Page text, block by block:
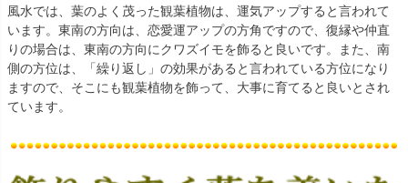
風水では、葉のよく茂った観葉植物は、運気アップすると言われて
います。東南の方向は、恋愛運アップの方角ですので、復縁や仲直
りの場合は、東南の方向にクワズイモを飾ると良いです。また、南
側の方位は、「繰り返し」の効果があると言われている方位になり
ますので、そこにも観葉植物を飾って、大事に育てると良いとされ
ています。